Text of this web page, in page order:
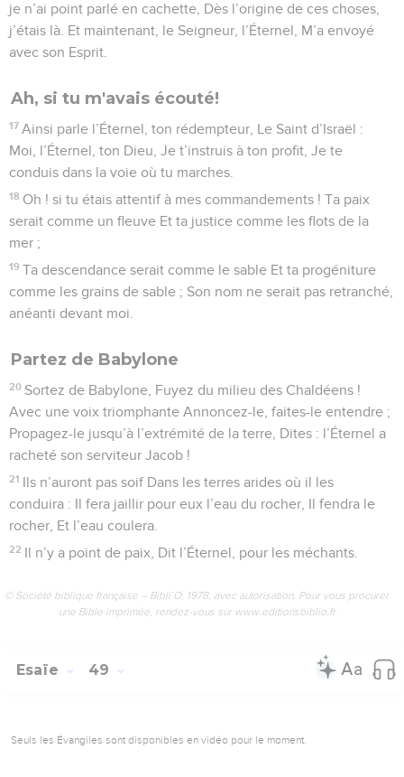
je n’ai point parlé en cachette, Dès l’origine de ces choses,
j’étais là. Et maintenant, le Seigneur, l’Éternel, M’a envoyé
avec son Esprit.
Ah, si tu m'avais écouté!
17 Ainsi parle l’Éternel, ton rédempteur, Le Saint d’Israël :
Moi, l’Éternel, ton Dieu, Je t’instruis à ton profit, Je te
conduis dans la voie où tu marches.
18 Oh ! si tu étais attentif à mes commandements ! Ta paix
serait comme un fleuve Et ta justice comme les flots de la
mer ;
19 Ta descendance serait comme le sable Et ta progéniture
comme les grains de sable ; Son nom ne serait pas retranché,
anéanti devant moi.
Partez de Babylone
20 Sortez de Babylone, Fuyez du milieu des Chaldéens !
Avec une voix triomphante Annoncez-le, faites-le entendre ;
Propagez-le jusqu’à l’extrémité de la terre, Dites : l’Éternel a
racheté son serviteur Jacob !
21 Ils n’auront pas soif Dans les terres arides où il les
conduira : Il fera jaillir pour eux l’eau du rocher, Il fendra le
rocher, Et l’eau coulera.
22 Il n’y a point de paix, Dit l’Éternel, pour les méchants.
© Société biblique française – Bibli’O, 1978, avec autorisation. Pour vous procurer
une Bible imprimée, rendez-vous sur www.editionsbiblio.fr
Esaïe 49
Seuls les Évangiles sont disponibles en vidéo pour le moment.